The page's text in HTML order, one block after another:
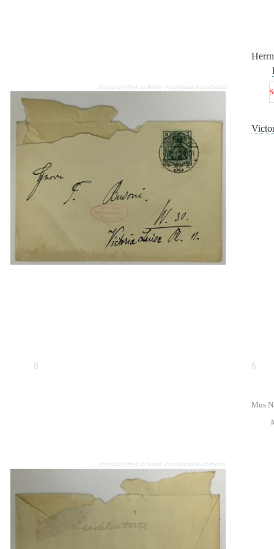
Staatsbibliothek zu Berlin · Preußischer Kulturbesitz
Herrn
6 6
Staatsbibliothek zu Berlin · Preußischer Kulturbesitz